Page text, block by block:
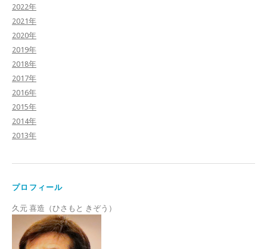
2022年
2021年
2020年
2019年
2018年
2017年
2016年
2015年
2014年
2013年
プロフィール
久元 喜造（ひさもと きぞう）